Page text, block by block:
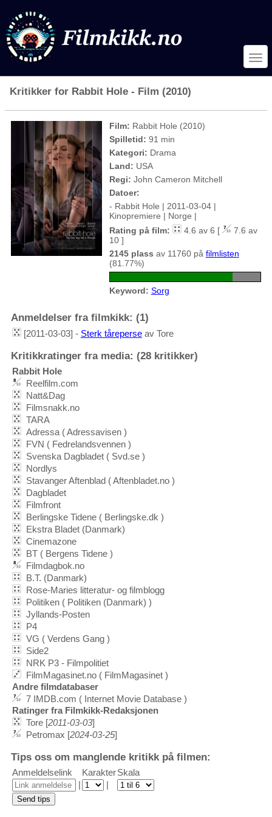
Kritikker for Rabbit Hole - Film (2010)
Film: Rabbit Hole (2010)
Spilletid: 91 min
Kategori: Drama
Land: USA
Regi: John Cameron Mitchell
Datoer:
- Rabbit Hole | 2011-03-04 |
Kinopremiere | Norge |
Rating på film:
4.6 av 6 [
7.6 av
10 ]
2145 plass av 11760 på filmlisten
(81.77%)
Keyword: Sorg
Anmeldelser fra filmkikk: (1)
[2011-03-03] - Sterk tåreperseav Tore
Kritikkratinger fra media: (28 kritikker)
Rabbit Hole
Reelfilm.com
Natt&Dag
Filmsnakk.no
TARA
Adressa ( Adressavisen )
FVN ( Fedrelandsvennen )
Svenska Dagbladet ( Svd.se )
Nordlys
Stavanger Aftenblad ( Aftenbladet.no )
Dagbladet
Filmfront
Berlingske Tidene ( Berlingske.dk )
Ekstra Bladet (Danmark)
Cinemazone
BT ( Bergens Tidene )
Filmdagbok.no
B.T. (Danmark)
Rose-Maries litteratur- og filmblogg
Politiken ( Politiken (Danmark) )
Jyllands-Posten
P4
VG ( Verdens Gang )
Side2
NRK P3 - Filmpolitiet
FilmMagasinet.no ( FilmMagasinet )
Andre filmdatabaser
7 IMDB.com ( Internet Movie Database )
Ratinger fra Filmkikk-Redaksjonen
Tore [2011-03-03]
Petromax [2024-03-25]
Tips oss om manglende kritikk på filmen:
Anmeldelselink KarakterSkala
|
|